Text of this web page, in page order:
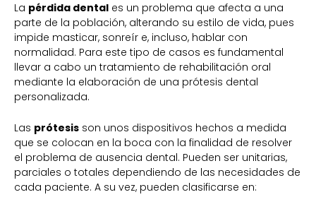
La pérdida dental es un problema que afecta a una
parte de la población, alterando su estilo de vida, pues
impide masticar, sonreír e, incluso, hablar con
normalidad. Para este tipo de casos es fundamental
llevar a cabo un tratamiento de rehabilitación oral
mediante la elaboración de una prótesis dental
personalizada.
Las prótesis son unos dispositivos hechos a medida
que se colocan en la boca con la finalidad de resolver
el problema de ausencia dental. Pueden ser unitarias,
parciales o totales dependiendo de las necesidades de
cada paciente. A su vez, pueden clasificarse en: